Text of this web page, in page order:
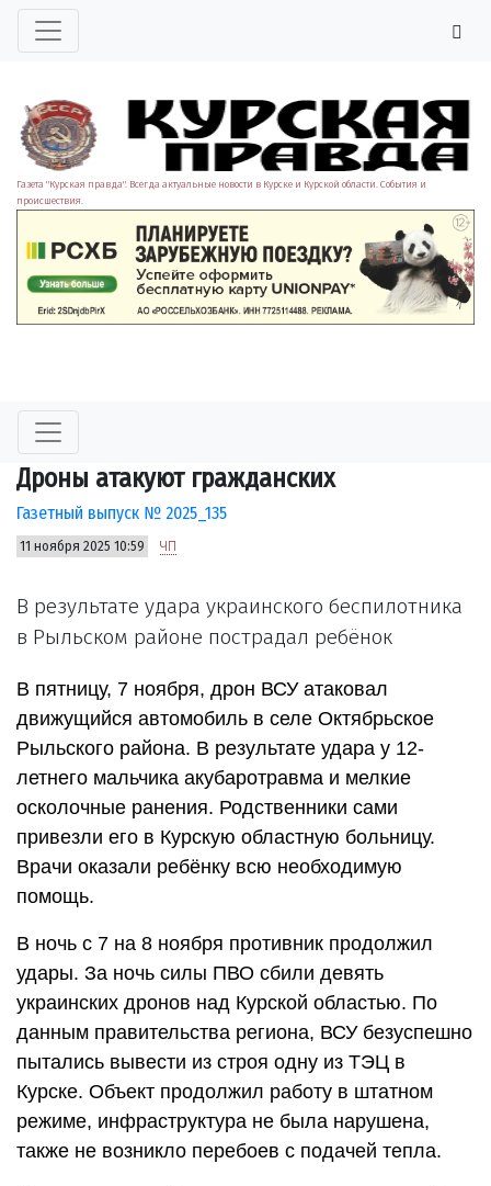
Газета "Курская правда". Всегда актуальные новости в Курске и Курской области. События и
происшествия.
Дроны атакуют гражданских
Газетный выпуск № 2025_135
11 ноября 2025 10:59 ЧП
В результате удара украинского беспилотника
в Рыльском районе пострадал ребёнок
В пятницу, 7 ноября, дрон ВСУ атаковал
движущийся автомобиль в селе Октябрьское
Рыльского района. В результате удара у 12-
летнего мальчика акубаротравма и мелкие
осколочные ранения. Родственники сами
привезли его в Курскую областную больницу.
Врачи оказали ребёнку всю необходимую
помощь.
В ночь с 7 на 8 ноября противник продолжил
удары. За ночь силы ПВО сбили девять
украинских дронов над Курской областью. По
данным правительства региона, ВСУ безуспешно
пытались вывести из строя одну из ТЭЦ в
Курске. Объект продолжил работу в штатном
режиме, инфраструктура не была нарушена,
также не возникло перебоев с подачей тепла.